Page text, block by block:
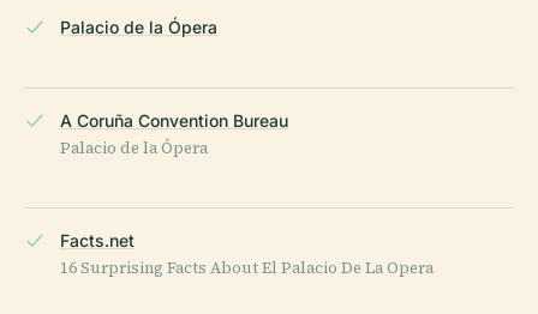
Palacio de la Ópera
A Coruña Convention Bureau
Palacio de la Ópera
Facts.net
16 Surprising Facts About El Palacio De La Opera